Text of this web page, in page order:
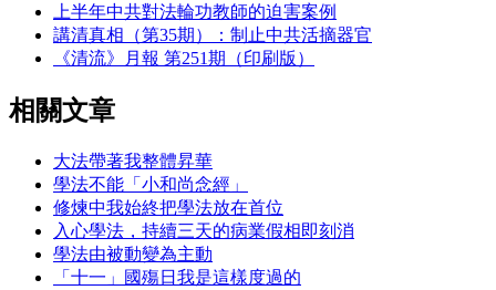
上半年中共對法輪功教師的迫害案例
講清真相（第35期）：制止中共活摘器官
《清流》月報 第251期（印刷版）
相關文章
大法帶著我整體昇華
學法不能「小和尚念經」
修煉中我始終把學法放在首位
入心學法，持續三天的病業假相即刻消
學法由被動變為主動
「十一」國殤日我是這樣度過的